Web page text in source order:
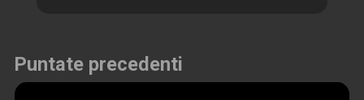
Puntate precedenti